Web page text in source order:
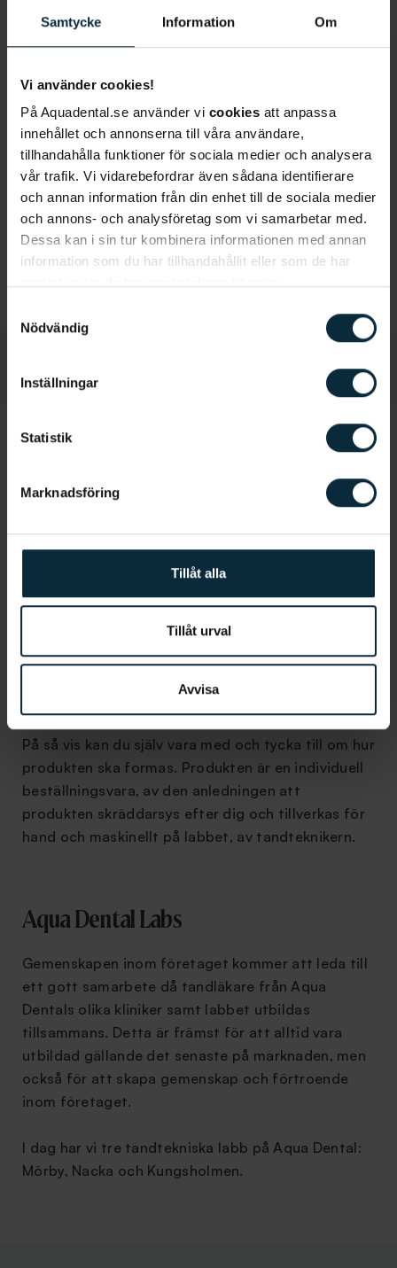
Samtycke Information Om
Vi använder cookies!
På Aquadental.se använder vi cookies att anpassa
innehållet och annonserna till våra användare,
tillhandahålla funktioner för sociala medier och analysera
vår trafik. Vi vidarebefordrar även sådana identifierare
och annan information från din enhet till de sociala medier
och annons- och analysföretag som vi samarbetar med.
Dessa kan i sin tur kombinera informationen med annan
information som du har tillhandahållit eller som de har
Nödvändig
Inställningar
Statistik
Marknadsföring
Tillåt alla
Tillåt urval
Avvisa
Jag samtycker till att Aqua Dental får göra
utskick till mig för deras produkter och
sparar och hanterar mina personuppgifter i
enlighet med Aqua Dentals
dataskyddspolicy
att hantera mitt ärende.
också transparent vilket innebär att behoven av
Tandläkarna kommer att ha bättre insyn i arbetet,
vilket leder till att du som patient också blir mer
involverad. På labbet arbetar de med mock-ups,
den börjat tillverkats. Det görs genom en digital
ritning av produkten som visas upp för patienten.
På så vis kan du själv vara med och tycka till om hur
produkten ska formas. Produkten är en individuell
beställningsvara, av den anledningen att
produkten skräddarsys efter dig och tillverkas för
hand och maskinellt på labbet, av tandteknikern.
Aqua Dental Labs
Gemenskapen inom företaget kommer att leda till
ett gott samarbete då tandläkare från Aqua
Dentals olika kliniker samt labbet utbildas
tillsammans. Detta är främst för att alltid vara
utbildad gällande det senaste på marknaden, men
också för att skapa gemenskap och förtroende
inom företaget.
I dag har vi tre tandtekniska labb på Aqua Dental:
Mörby, Nacka och Kungsholmen.